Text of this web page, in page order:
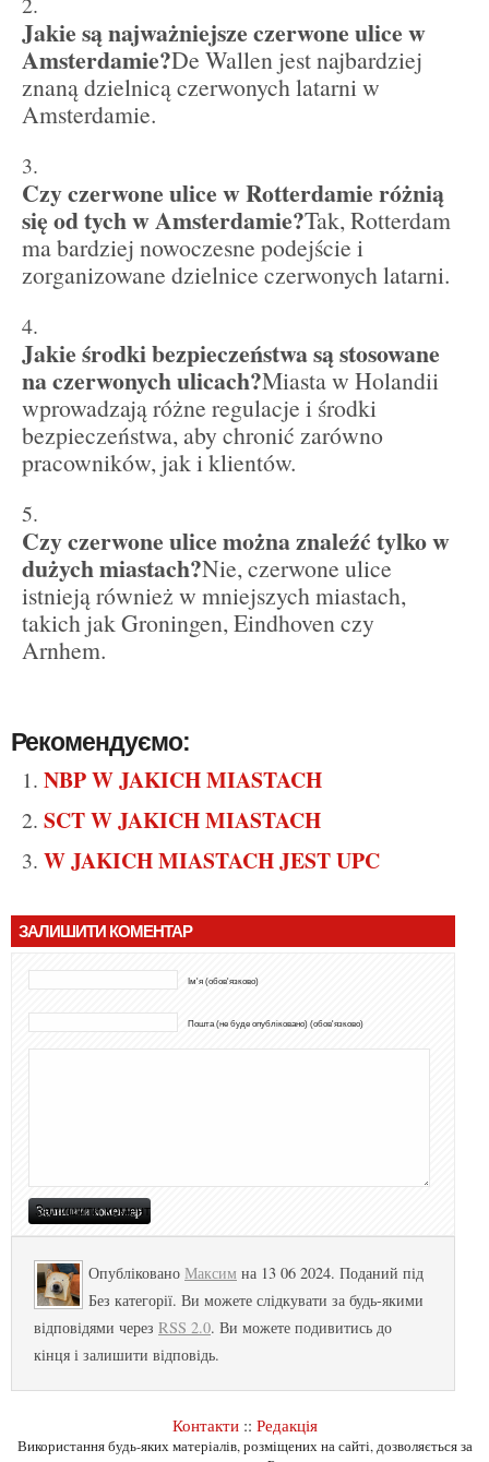
Jakie są najważniejsze czerwone ulice w
Amsterdamie?De Wallen jest najbardziej
znaną dzielnicą czerwonych latarni w
Amsterdamie.
Czy czerwone ulice w Rotterdamie różnią
się od tych w Amsterdamie?Tak, Rotterdam
ma bardziej nowoczesne podejście i
zorganizowane dzielnice czerwonych latarni.
Jakie środki bezpieczeństwa są stosowane
na czerwonych ulicach?Miasta w Holandii
wprowadzają różne regulacje i środki
bezpieczeństwa, aby chronić zarówno
pracowników, jak i klientów.
Czy czerwone ulice można znaleźć tylko w
dużych miastach?Nie, czerwone ulice
istnieją również w mniejszych miastach,
takich jak Groningen, Eindhoven czy
Arnhem.
Рекомендуємо:
NBP W JAKICH MIASTACH
SCT W JAKICH MIASTACH
W JAKICH MIASTACH JEST UPC
ЗАЛИШИТИ КОМЕНТАР
Ім'я (обов'язково)
Пошта (не буде опубліковано) (обов'язково)
Опубліковано Максим на 13 06 2024. Поданий під
Без категорії. Ви можете слідкувати за будь-якими
відповідями через RSS 2.0. Ви можете подивитись до
кінця і залишити відповідь.
Контакти:: Редакція
Використання будь-яких матеріалів, розміщених на сайті, дозволяється за